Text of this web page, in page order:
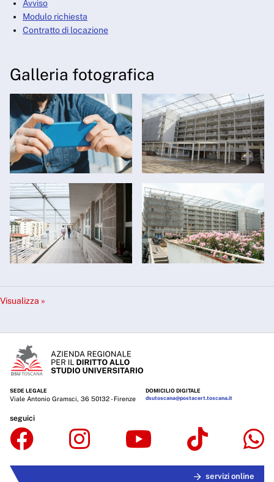
Avviso
Modulo richiesta
Contratto di locazione
Galleria fotografica
Visualizza »
SEDE LEGALE
Viale Antonio Gramsci, 36 50132 - Firenze
DOMICILIO DIGITALE
dsutoscana@postacert.toscana.it
seguici
servizi online